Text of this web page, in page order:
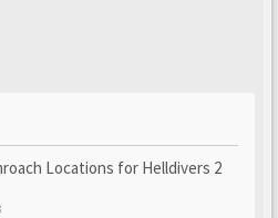
Locations for Helldivers 2